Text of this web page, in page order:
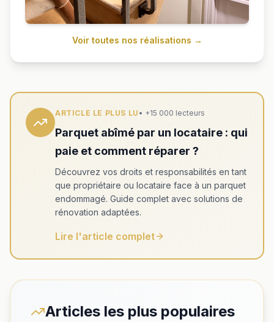
Voir toutes nos réalisations →
ARTICLE LE PLUS LU • +15 000 lecteurs
Parquet abîmé par un locataire : qui
paie et comment réparer ?
Découvrez vos droits et responsabilités en tant
que propriétaire ou locataire face à un parquet
endommagé. Guide complet avec solutions de
rénovation adaptées.
Lire l'article complet
Articles les plus populaires